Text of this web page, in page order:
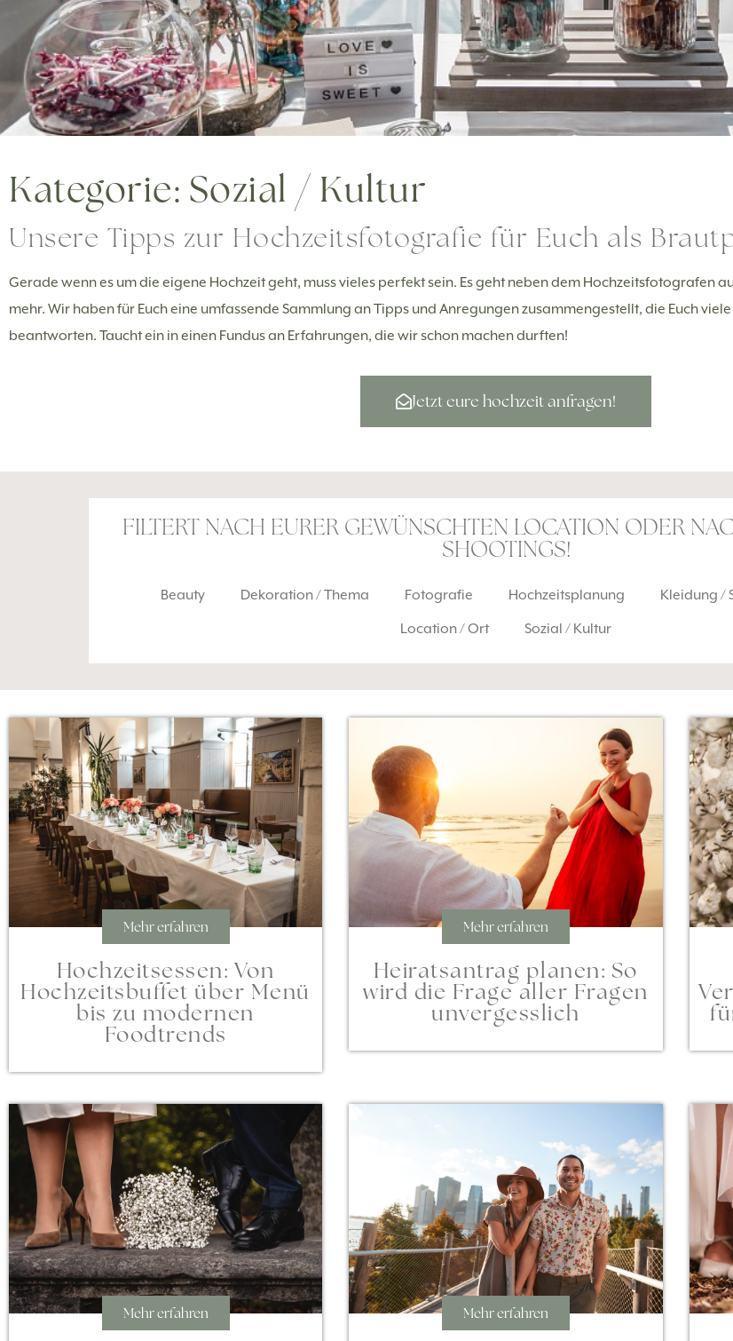
Kategorie: Sozial / Kultur
Unsere Tipps zur Hochzeitsfotografie für Euch als
Gerade wenn es um die eigene Hochzeit geht, muss vieles perfekt sein. Es geht neben dem Hochzeitsfotografen
mehr. Wir haben für Euch eine umfassende Sammlung an Tipps und Anregungen zusammengestellt, die Euch
beantworten. Taucht ein in einen Fundus an Erfahrungen, die wir schon machen durften!
Jetzt eure hochzeit anfragen!
FILTERT NACH EURER GEWÜNSCHTEN LOCATION ODER
SHOOTINGS!
Beauty Dekoration / Thema Fotografie Hochzeitsplanung Kleidung /
Location / Ort
Sozial / Kultur
Mehr erfahren
Hochzeitsessen: Von
Hochzeitsbuffet über Menü
bis zu modernen
Foodtrends
Mehr erfahren
Heiratsantrag planen: So
wird die Frage aller Fragen
unvergesslich
Mehr erfahren Mehr erfahren